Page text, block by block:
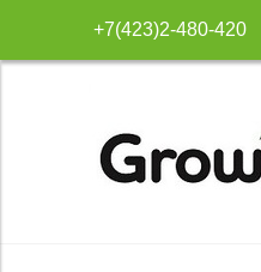
+7(423)2-480-420